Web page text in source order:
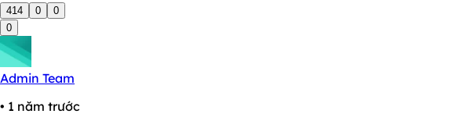
414 0
0
0
Admin Team
• 1 năm trước